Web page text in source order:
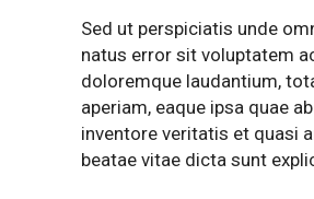
Sed ut perspiciatis unde
natus error sit voluptatem
doloremque laudantium,
aperiam, eaque ipsa quae
inventore veritatis et quasi
beatae vitae dicta sunt